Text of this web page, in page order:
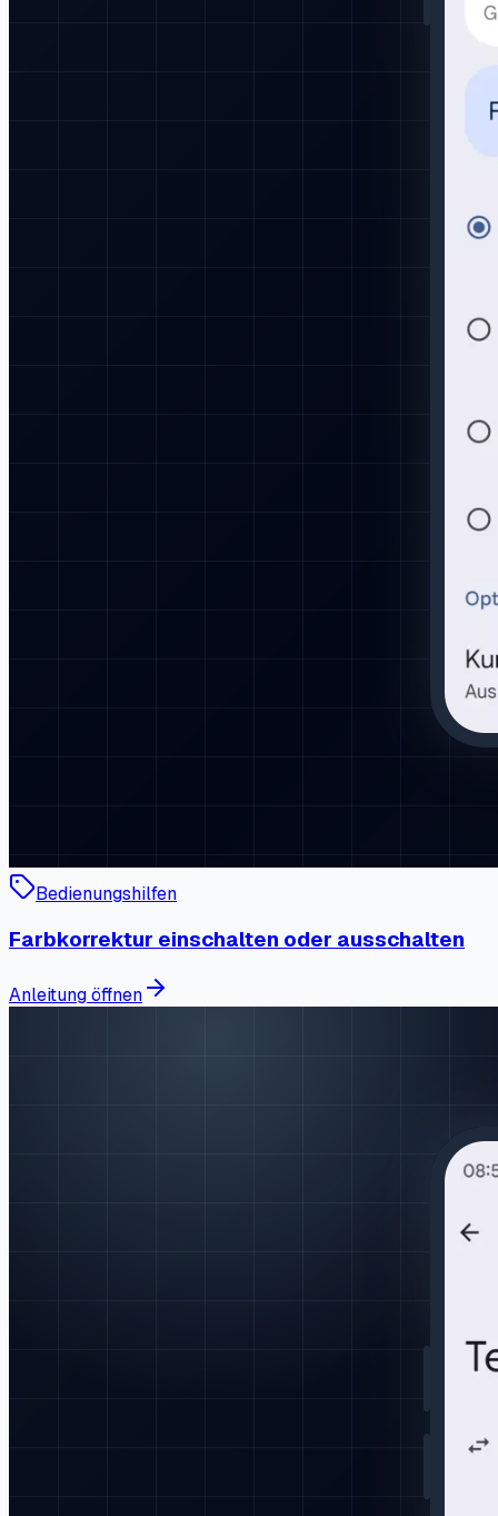
Bedienungshilfen
Farbkorrektur einschalten oder ausschalten
Anleitung öffnen